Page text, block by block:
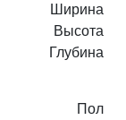
Ширина
Высота
Глубина
Пол